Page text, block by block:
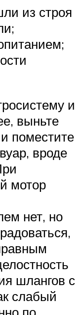
из строя
и
выньте
поместите
вроде
мотор
нет, но
шлангов с
слабый